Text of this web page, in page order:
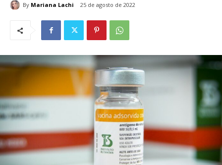
By Mariana Lachi 25 de agosto de 2022